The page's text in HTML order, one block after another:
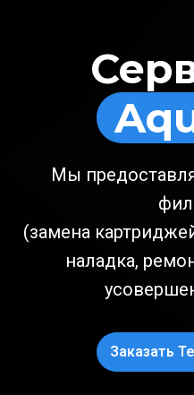
Мы
(замена
наладка,
Заказать